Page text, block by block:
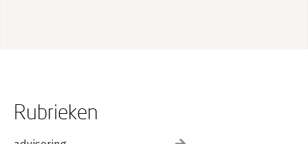
Rubrieken